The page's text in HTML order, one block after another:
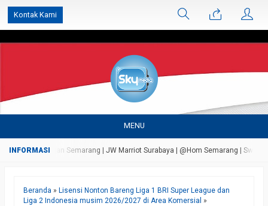
Kontak Kami
MENU
Bandungan Semarang | JW Marriot Surabaya | @Hom Semarang |
Beranda » Lisensi Nonton Bareng Liga 1 BRI Super League dan
Liga 2 Indonesia musim 2026/2027 di Area Komersial »